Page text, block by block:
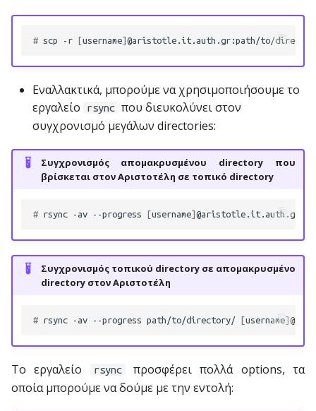
ν
ζ
# scp -r [username] @aristotle.it.auth.gr:path/to/
Εναλλακτικά, μπορούμε να χρησιμοποιήσουμε το
εργαλείο
rsync που διευκολύνει στον
συγχρονισμό μεγάλων directories:
Συγχρονισμός απομακρυσμένου directory που
βρίσκεται στον Αριστοτέλη σε τοπικό directory
# rsync -av --progress [username] @aristotle.it.auth.gr:/
Συγχρονισμός τοπικού directory σε απομακρυσμένο
directory στον Αριστοτέλη
# rsync -av --progress path/to/directory/ [username]
Το εργαλείο rsync
προσφέρει πολλά options, τα
οποία μπορούμε να δούμε με την εντολή: